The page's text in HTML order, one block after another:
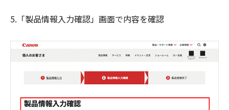
5.「製品情報入力確認」画面で内容を確認